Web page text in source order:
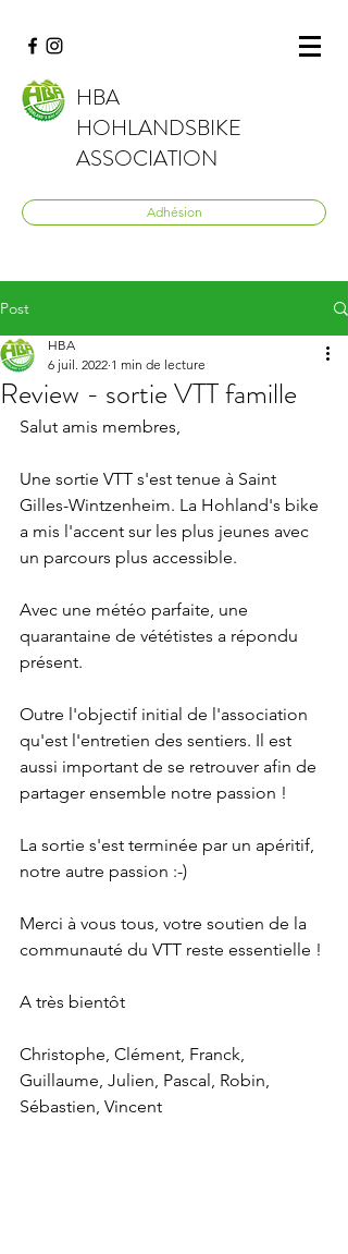
HBA
HOHLANDSBIKE
ASSOCIATION
Adhésion
Post
Review - sortie VTT famille
HBA
6 juil. 2022 1 min de lecture
Salut amis membres,
Une sortie VTT s'est tenue à Saint
Gilles-Wintzenheim. La Hohland's bike
a mis l'accent sur les plus jeunes avec
un parcours plus accessible.
Avec une météo parfaite, une
quarantaine de vététistes a répondu
présent.
Outre l'objectif initial de l'association
qu'est l'entretien des sentiers. Il est
aussi important de se retrouver afin de
partager ensemble notre passion !
La sortie s'est terminée par un apéritif,
notre autre passion :-)
Merci à vous tous, votre soutien de la
communauté du VTT reste essentielle !
A très bientôt
Christophe, Clément, Franck,
Guillaume, Julien, Pascal, Robin,
Sébastien, Vincent